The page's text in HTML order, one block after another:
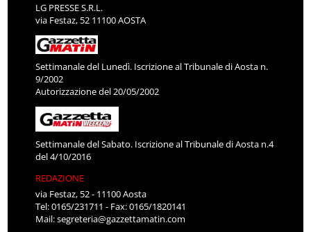
LG PRESSE S.R.L.
via Festaz, 52 11100 AOSTA
Settimanale del Lunedì. Iscrizione al Tribunale di Aosta n.
9/2002
Autorizzazione del 20/05/2002
Settimanale del Sabato. Iscrizione al Tribunale di Aosta n.4
del 4/10/2016
REDAZIONE
via Festaz, 52 - 11100 Aosta
Tel: 0165/231711 - Fax: 0165/1820141
Mail:segreteria@gazzettamatin.com